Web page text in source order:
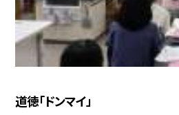
道徳「ドンマイ」